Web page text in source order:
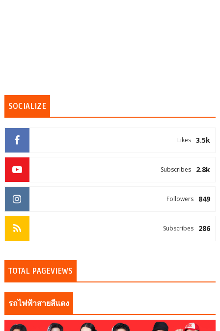
SOCIALIZE
3.5k
Likes
2.8k
Subscribes
849
Followers
286
Subscribes
TOTAL PAGEVIEWS
รถไฟฟ้าสายสีแดง